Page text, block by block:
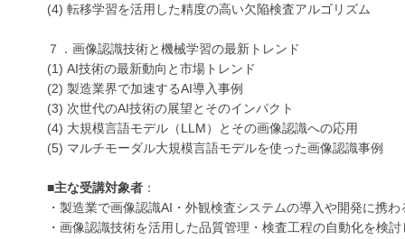
(4) 転移学習を活用した精度の高い欠陥検査アルゴリズム
７．画像認識技術と機械学習の最新トレンド
(1) AI技術の最新動向と市場トレンド
(2) 製造業界で加速するAI導入事例
(3) 次世代のAI技術の展望とそのインパクト
(4) 大規模言語モデル（LLM）とその画像認識への応用
(5) マルチモーダル大規模言語モデルを使った画像認識事例
■主な受講対象者 ：
・製造業で画像認識AI・外観検査システムの導入や開発に携
・画像認識技術を活用した品質管理・検査工程の自動化を検